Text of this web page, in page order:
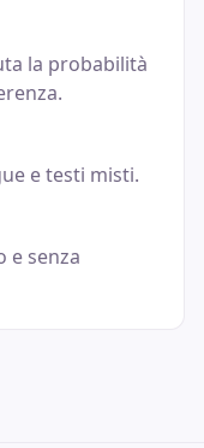
la probabilità
e testi misti.
e senza